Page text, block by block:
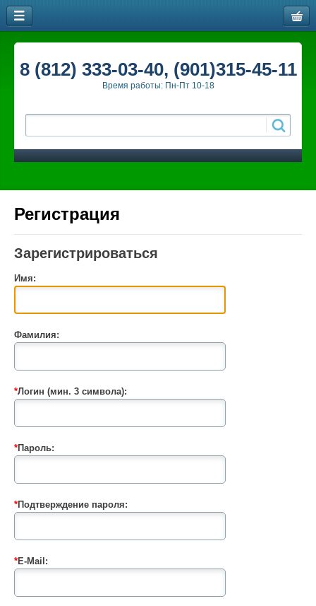
8 (812) 333-03-40, (901)315-45-11
Время работы: Пн-Пт 10-18
Регистрация
Зарегистрироваться
Имя:
Фамилия:
*Логин (мин. 3 символа):
*Пароль:
*Подтверждение пароля:
*E-Mail: